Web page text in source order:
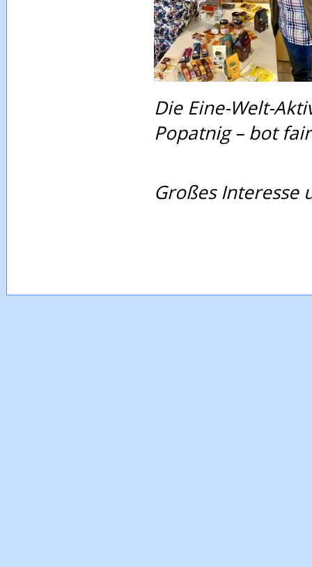
Die Eine-Welt-
Popatnig – bot
Großes Interesse